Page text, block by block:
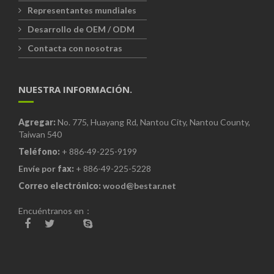
Representantes mundiales
Desarrollo de OEM / ODM
Contacta con nosotras
NUESTRA INFORMACIÓN.
Agregar: No. 775, Huayang Rd, Nantou City, Nantou County,
Taiwan 540
Teléfono: + 886-49-225-9199
Envíe por fax: + 886-49-225-5228
Correo electrónico: wood@bestar.net
Encuéntranos en：